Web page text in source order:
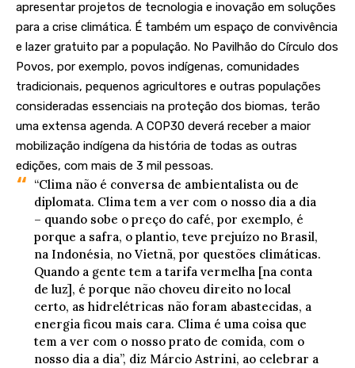
apresentar projetos de tecnologia e inovação em soluções
para a crise climática. É também um espaço de convivência
e lazer gratuito par a população. No Pavilhão do Círculo dos
Povos, por exemplo, povos indígenas, comunidades
tradicionais, pequenos agricultores e outras populações
consideradas essenciais na proteção dos biomas, terão
uma extensa agenda. A COP30 deverá receber a maior
mobilização indígena da história de todas as outras
edições, com mais de 3 mil pessoas.
“Clima não é conversa de ambientalista ou de
diplomata. Clima tem a ver com o nosso dia a dia
– quando sobe o preço do café, por exemplo, é
porque a safra, o plantio, teve prejuízo no Brasil,
na Indonésia, no Vietnã, por questões climáticas.
Quando a gente tem a tarifa vermelha [na conta
de luz], é porque não choveu direito no local
certo, as hidrelétricas não foram abastecidas, a
energia ficou mais cara. Clima é uma coisa que
tem a ver com o nosso prato de comida, com o
nosso dia a dia”, diz Márcio Astrini, ao celebrar a